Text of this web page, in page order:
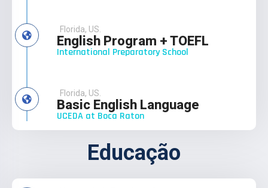
Florida, US.
English Program + TOEFL
International Preparatory School
Florida, US.
Basic English Language
UCEDA at Boca Raton
Educação